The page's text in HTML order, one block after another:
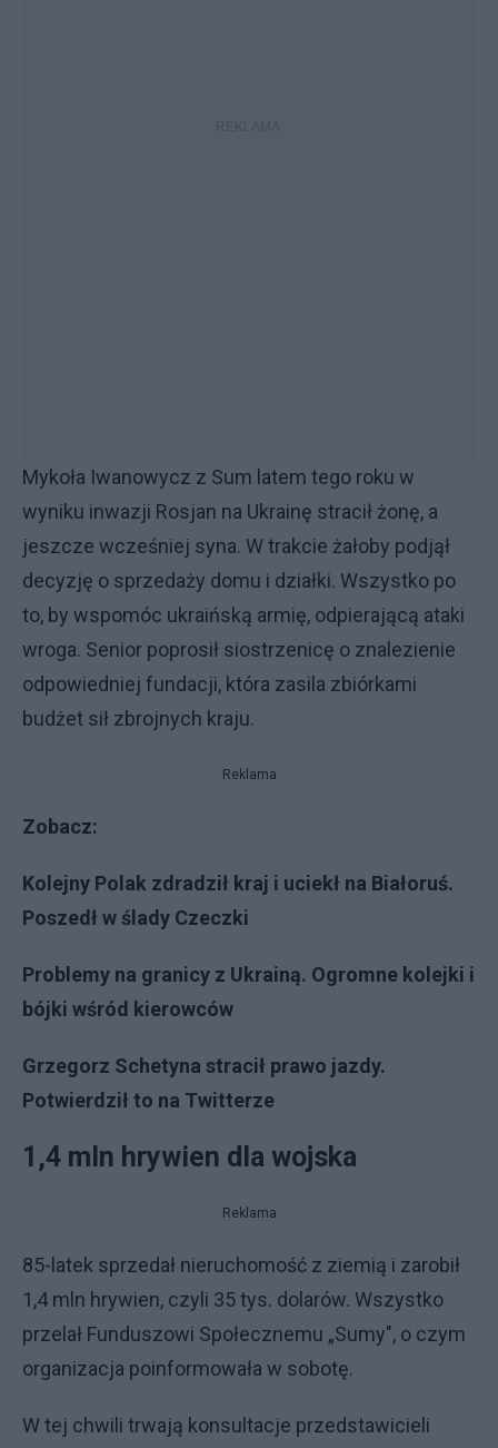
Mykoła Iwanowycz z Sum latem tego roku w
wyniku inwazji Rosjan na Ukrainę stracił żonę, a
jeszcze wcześniej syna. W trakcie żałoby podjął
decyzję o sprzedaży domu i działki. Wszystko po
to, by wspomóc ukraińską armię, odpierającą ataki
wroga. Senior poprosił siostrzenicę o znalezienie
odpowiedniej fundacji, która zasila zbiórkami
budżet sił zbrojnych kraju.
Reklama
Zobacz:
Kolejny Polak zdradził kraj i uciekł na Białoruś.
Poszedł w ślady Czeczki
Problemy na granicy z Ukrainą. Ogromne kolejki i
bójki wśród kierowców
Grzegorz Schetyna stracił prawo jazdy.
Potwierdził to na Twitterze
1,4 mln hrywien dla wojska
Reklama
85-latek sprzedał nieruchomość z ziemią i zarobił
1,4 mln hrywien, czyli 35 tys. dolarów. Wszystko
przelał Funduszowi Społecznemu „Sumy", o czym
organizacja poinformowała w sobotę.
W tej chwili trwają konsultacje przedstawicieli